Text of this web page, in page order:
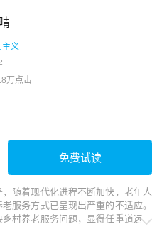
主义
万点击
免费试读
随着现代化进程不断加快，老年人
服务方式已呈现出严重的不适应。
村养老服务问题，显得任重道远。
